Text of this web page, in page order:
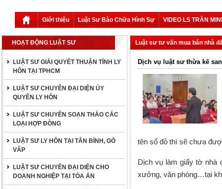
Giới thiệu Luật Sư Bào Chữa Hình Sự VIDEO LS TRẦN
HOẠT ĐỘNG LUẬT SƯ
LUẬT SƯ GIẢI QUYẾT THUẬN TÌNH LY
HÔN TẠI TPHCM
LUẬT SƯ CHUYÊN ĐẠI DIỆN ỦY
QUYỀN LY HÔN
LUẬT SƯ CHUYÊN SOẠN THẢO CÁC
LOẠI HỢP ĐỒNG
LUẬT SƯ LY HÔN TẠI TÂN BÌNH, GÒ
VẤP
LUẬT SƯ CHUYÊN ĐẠI DIỆN CHO
DOANH NGHIỆP TẠI TÒA ÁN
Luật sư tư vấn mua bán nhà
Dịch vụ luật sư thừa kế
tên sổ đỏ thì sẽ chưa
Dịch vụ làm giấy tờ nhà
xưởng, văn phòng…tại